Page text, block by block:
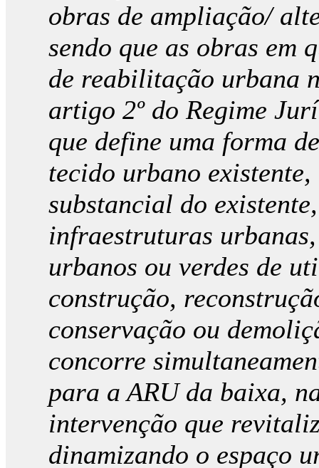
obras de ampliação/
sendo que as obras em
de reabilitação urbana
artigo 2º do Regime
que define uma forma
tecido urbano
substancial do
infraestruturas
urbanos ou verdes de
construção,
conservação ou
concorre
para a ARU da baixa,
intervenção que
dinamizando o espaço